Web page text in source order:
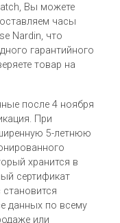
Вы можете
часы
Nardin, что
гарантийного
товар на
после 4 ноября
При
5-летнюю
хранится в
сертификат
данных по всему
или